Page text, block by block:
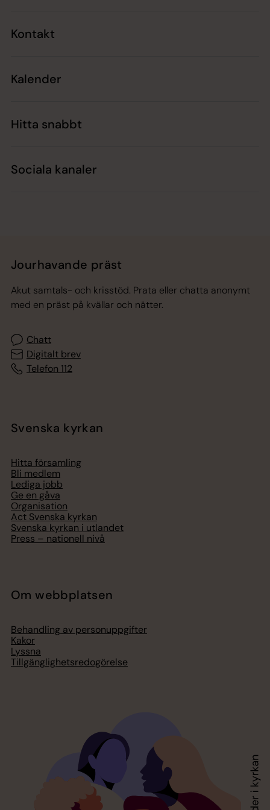
Kontakt
Kalender
Hitta snabbt
Sociala kanaler
Jourhavande präst
Akut samtals- och krisstöd. Prata eller chatta anonymt
med en präst på kvällar och nätter.
Chatt
Digitalt brev
Telefon 112
Svenska kyrkan
Hitta församling
Bli medlem
Lediga jobb
Ge en gåva
Organisation
Act Svenska kyrkan
Svenska kyrkan i utlandet
Press – nationell nivå
Om webbplatsen
Behandling av personuppgifter
Kakor
Lyssna
Tillgänglighetsredogörelse